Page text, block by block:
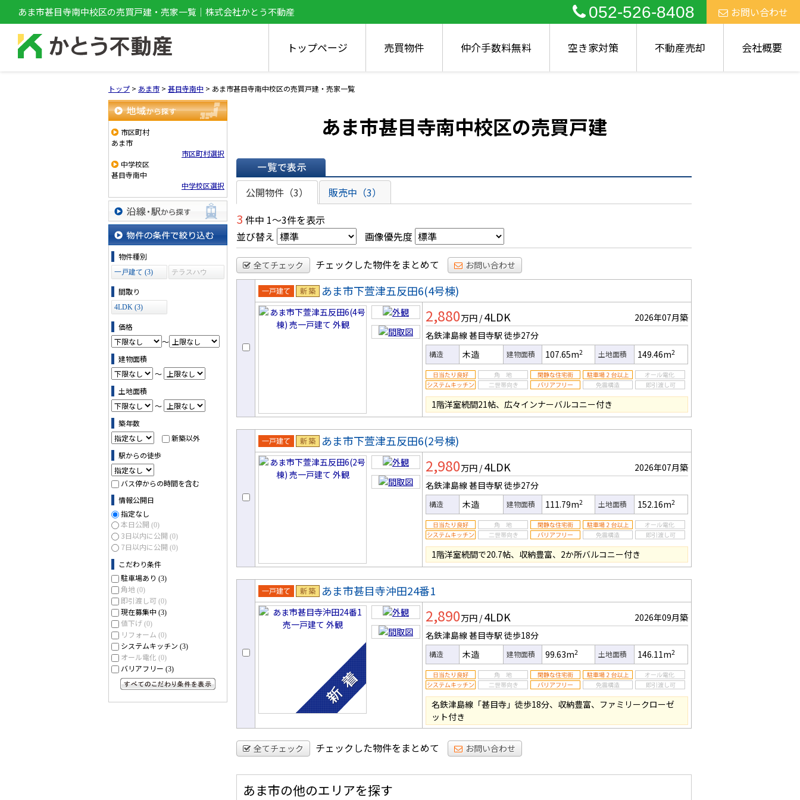
あま市甚目寺南中校区の売買戸建・売家一覧｜株式会社かとう不動産 052-526-8408 お問い合わせ
トップページ 売買物件 仲介手数料無料 空き家対策 不動産売却 会社概要
トップ > あま市 > 甚目寺南中 > あま市甚目寺南中校区の売買戸建・売家一覧
地域から探す
市区町村
あま市
市区町村選択
中学校区
甚目寺南中
中学校区選択
沿線・駅から探す
物件の条件で絞り込む
物件種別
一戸建て (3)
テラスハウ
間取り
4LDK (3)
価格
～
建物面積
～
土地面積
～
築年数
新築以外
駅からの徒歩
バス停からの時間を含む
情報公開日
指定なし
本日公開 (0)
3日以内に公開 (0)
7日以内に公開 (0)
こだわり条件
駐車場あり (3)
角地 (0)
即引渡し可 (0)
現在募集中 (3)
値下げ (0)
リフォーム (0)
システムキッチン (3)
オール電化 (0)
バリアフリー (3)
あま市甚目寺南中校区の売買戸建
一覧で表示
公開物件（3） 販売中（3）
3 件中 1～3件を表示
並び替え
画像優先度
全てチェック チェックした物件をまとめて お問い合わせ
売一戸建
て
新築
あま市下萱津五反田6(4号棟)
2,880万円 / 4LDK
2026年07月築
名鉄津島線 甚目寺駅 徒歩27分
構造 木造 建物面積 107.65m2 土地面積 149.46m2
1階洋室続間21帖、広々インナーバルコニー付き
売一戸建
て
新築
あま市下萱津五反田6(2号棟)
2,980万円 / 4LDK
2026年07月築
名鉄津島線 甚目寺駅 徒歩27分
構造 木造 建物面積 111.79m2 土地面積 152.16m2
1階洋室続間で20.7帖、収納豊富、2か所バルコニー付き
売一戸建
て
新築
あま市甚目寺沖田24番1
2,890万円 / 4LDK
2026年09月築
名鉄津島線 甚目寺駅 徒歩18分
構造 木造 建物面積 99.63m2 土地面積 146.11m2
名鉄津島線「甚目寺」徒歩18分、収納豊富、ファミリークローゼ
ット付き
全てチェック チェックした物件をまとめて お問い合わせ
あま市の他のエリアを探す